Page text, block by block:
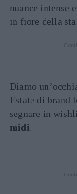
nuance intense
in fiore della
Diamo
Estate di brand
segnare in
midi.